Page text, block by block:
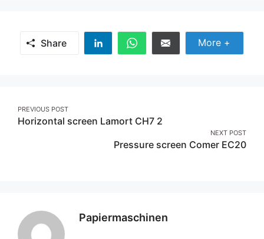
Share
Share
Share
Share
Share
More +
Post
navigation
PREVIOUS POST
Horizontal screen Lamort CH7 2
NEXT POST
Pressure screen Comer EC20
Papiermaschinen